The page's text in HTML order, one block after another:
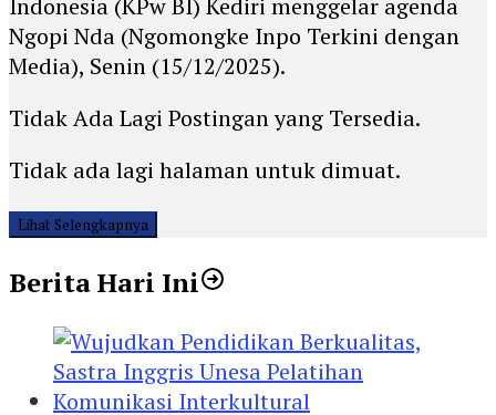
Indonesia (KPw BI) Kediri menggelar agenda
Ngopi Nda (Ngomongke Inpo Terkini dengan
Media), Senin (15/12/2025).
Tidak Ada Lagi Postingan yang Tersedia.
Tidak ada lagi halaman untuk dimuat.
Lihat Selengkapnya
Berita Hari Ini